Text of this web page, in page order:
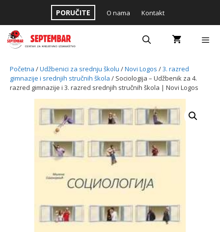
content
PORUČITE O nama Kontakt
Početna /Udžbenici za srednju školu /Novi Logos /3. razred
gimnazije i srednjih stručnih škola / Sociologija – Udžbenik za 4.
razred gimnazije i 3. razred srednjih stručnih škola | Novi Logos